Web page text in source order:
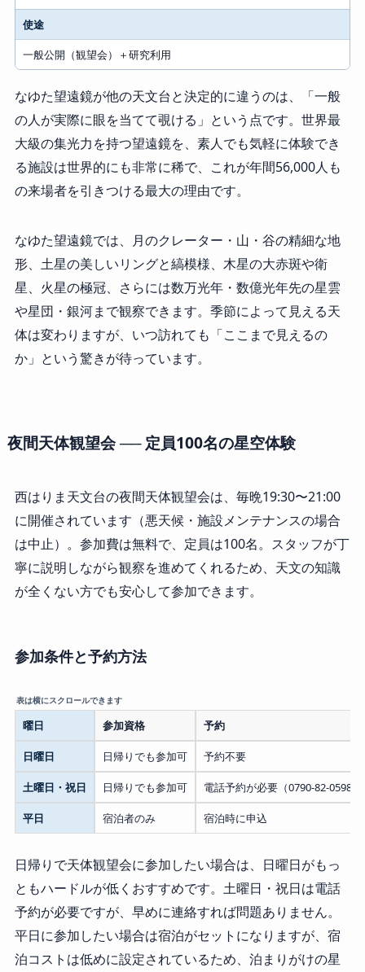
使途
一般公開（観望会）＋研究利用
なゆた望遠鏡が他の天文台と決定的に違うのは、「一般
の人が実際に眼を当てて覗ける」という点です。世界最
大級の集光力を持つ望遠鏡を、素人でも気軽に体験でき
る施設は世界的にも非常に稀で、これが年間56,000人も
の来場者を引きつける最大の理由です。
なゆた望遠鏡では、月のクレーター・山・谷の精細な地
形、土星の美しいリングと縞模様、木星の大赤斑や衛
星、火星の極冠、さらには数万光年・数億光年先の星雲
や星団・銀河まで観察できます。季節によって見える天
体は変わりますが、いつ訪れても「ここまで見えるの
か」という驚きが待っています。
夜間天体観望会 ── 定員100名の星空体験
西はりま天文台の夜間天体観望会は、毎晩19:30〜21:00
に開催されています（悪天候・施設メンテナンスの場合
は中止）。参加費は無料で、定員は100名。スタッフが丁
寧に説明しながら観察を進めてくれるため、天文の知識
が全くない方でも安心して参加できます。
参加条件と予約方法
曜日 参加資格 予約
日曜日 日帰りでも参加可 予約不要
土曜日・祝日 日帰りでも参加可 電話予約が必要（0790-82-0598）
平日 宿泊者のみ 宿泊時に申込
日帰りで天体観望会に参加したい場合は、日曜日がもっ
ともハードルが低くおすすめです。土曜日・祝日は電話
予約が必要ですが、早めに連絡すれば問題ありません。
平日に参加したい場合は宿泊がセットになりますが、宿
泊コストは低めに設定されているため、泊まりがけの星